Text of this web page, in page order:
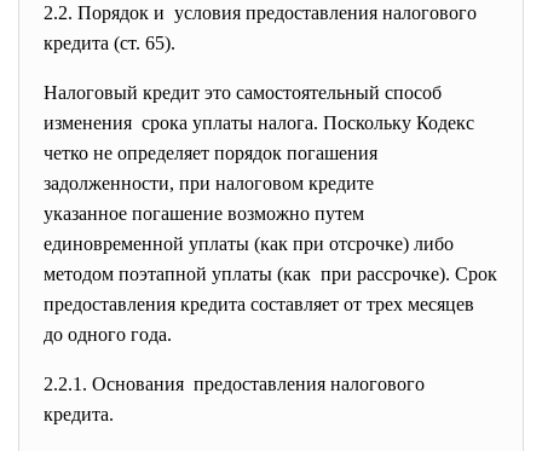
2.2. Порядок и условия предоставления налогового
кредита (ст. 65).
Налоговый кредит это самостоятельный способ
изменения срока уплаты налога. Поскольку Кодекс
четко не определяет порядок погашения
задолженности, при налоговом кредите
указанное погашение возможно путем
единовременной уплаты (как при отсрочке) либо
методом поэтапной уплаты (как при рассрочке). Срок
предоставления кредита составляет от трех месяцев
до одного года.
2.2.1. Основания предоставления налогового
кредита.